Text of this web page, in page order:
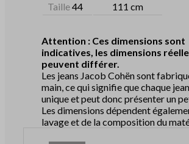
Taille44 111 cm
Attention : Ces dimensions sont
indicatives, les dimensions
peuvent différer.
Les jeans Jacob Cohën sont
main, ce qui signifie que chaque
unique et peut donc présenter un
Les dimensions dépendent
lavage et de la composition du